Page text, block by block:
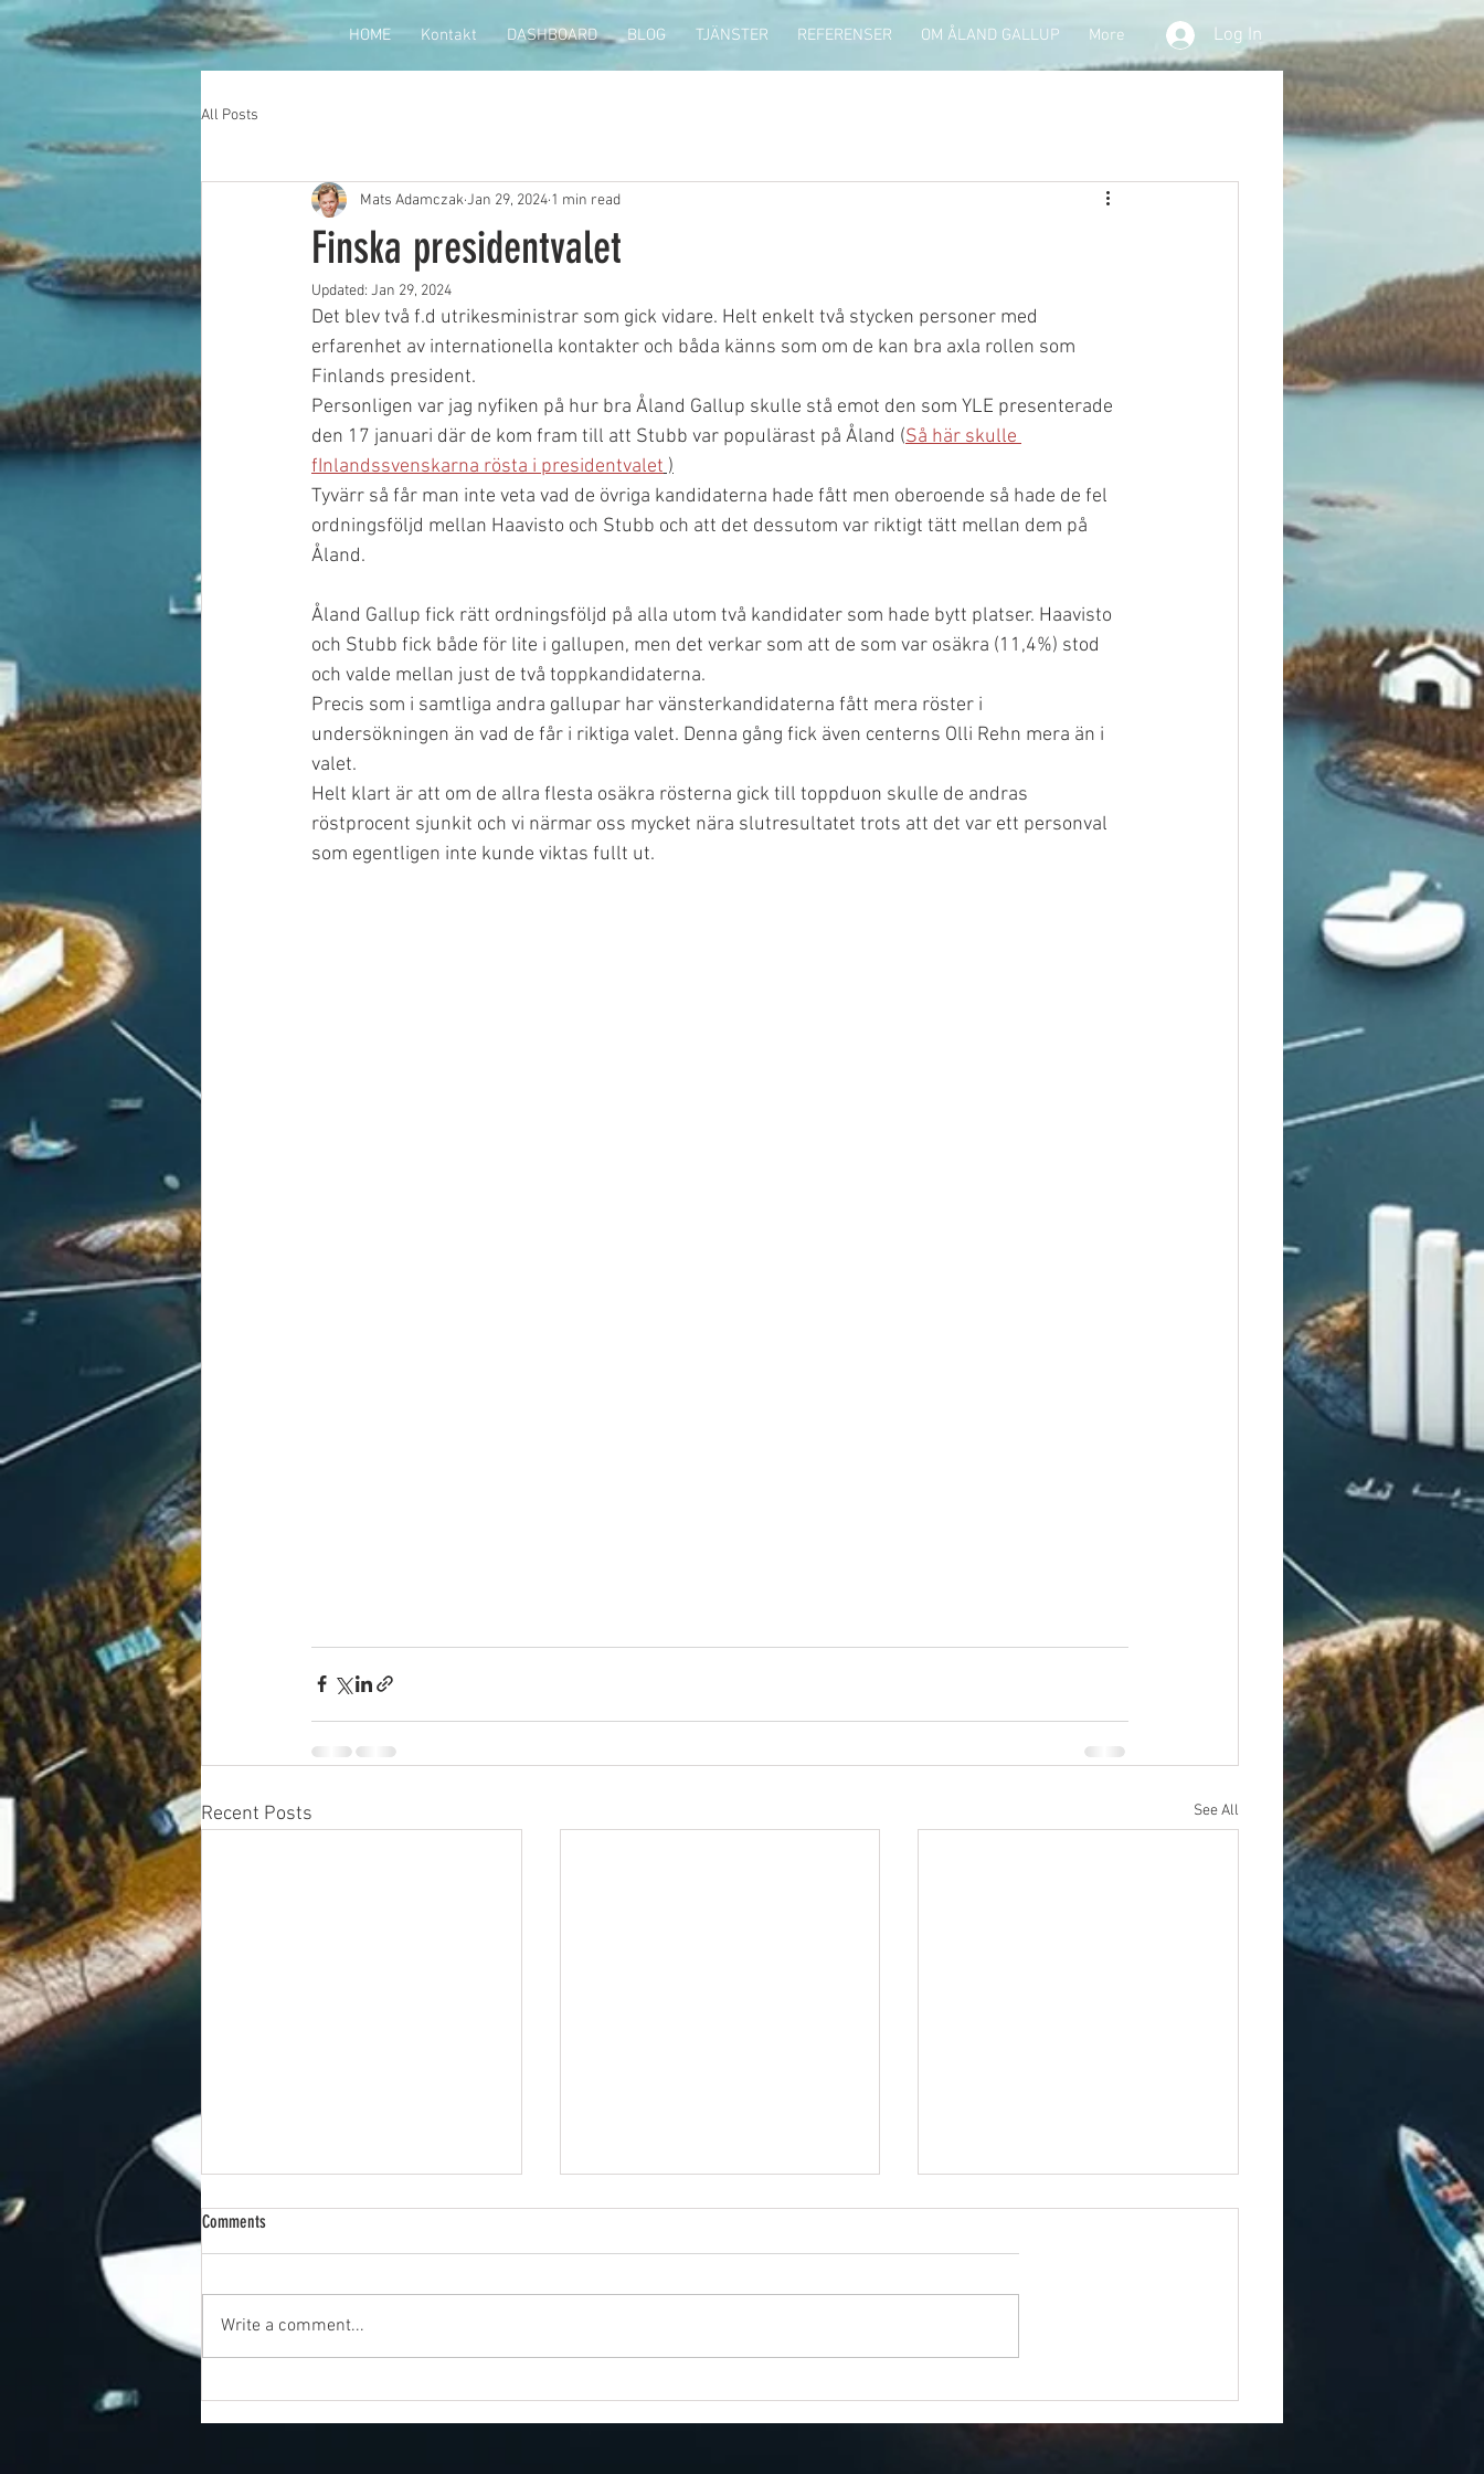
HOME Kontakt DASHBOARD BLOG TJÄNSTER REFERENSER OM ÅLAND GALLUP More Log In
All Posts
Finska presidentvalet
Mats AdamczakJan 29, 2024 1 min read
Updated: Jan 29, 2024
Det blev två f.d utrikesministrar som gick vidare. Helt enkelt två stycken personer med
erfarenhet av internationella kontakter och båda känns som om de kan bra axla rollen som
Finlands president.
Personligen var jag nyfiken på hur bra Åland Gallup skulle stå emot den som YLE presenterade
den 17 januari där de kom fram till att Stubb var populärast på Åland (Så här skulle
fInlandssvenskarna rösta i presidentvalet )
Tyvärr så får man inte veta vad de övriga kandidaterna hade fått men oberoende så hade de fel
ordningsföljd mellan Haavisto och Stubb och att det dessutom var riktigt tätt mellan dem på
Åland.
Åland Gallup fick rätt ordningsföljd på alla utom två kandidater som hade bytt platser. Haavisto
och Stubb fick både för lite i gallupen, men det verkar som att de som var osäkra (11,4%) stod
och valde mellan just de två toppkandidaterna.
Precis som i samtliga andra gallupar har vänsterkandidaterna fått mera röster i
undersökningen än vad de får i riktiga valet. Denna gång fick även centerns Olli Rehn mera än i
valet.
Helt klart är att om de allra flesta osäkra rösterna gick till toppduon skulle de andras
röstprocent sjunkit och vi närmar oss mycket nära slutresultatet trots att det var ett personval
som egentligen inte kunde viktas fullt ut.
Recent Posts See All
Comments
Write a comment...